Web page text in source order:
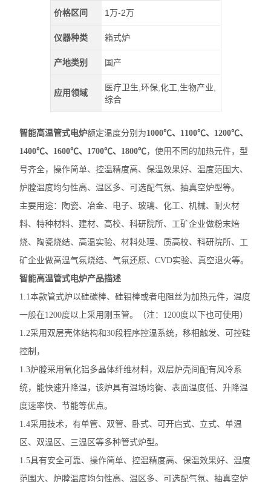
价格区间 1万-2万
仪器种类 箱式炉
产地类别 国产
应用领域
医疗卫生,环保,化工,生物产业,
综合
智能高温管式电炉额定温度分别为1000℃、1100℃、1200℃、
1400℃、1600℃、1700℃、1800℃，使用不同的加热元件，型
号齐全，操作简单、控温精度高、保温效果好、温度范围大、
炉膛温度均匀性高、温区多、可选配气氛、抽真空炉型等。
主要用途：陶瓷、冶金、电子、玻璃、化工、机械、耐火材
料、特种材料、建材、高校、科研院所、工矿企业做粉末焙
烧、陶瓷烧结、高温实验、材料处理、质高校、科研院所、工
矿企业做高温气氛烧结、气氛还原、CVD实验、真空退火等。
智能高温管式电炉产品描述
1.1本款管式炉以硅碳棒、硅钼棒或者电阻丝为加热元件，温度
一般在1200度以上采用刚玉管。（注：1200度以下也可使用）
1.2采用双层壳体结构和30段程序控温系统，移相触发、可控硅
控制，
1.3炉膛采用氧化铝多晶体纤维材料，双层炉壳间配有风冷系
统，能快速升降温，该炉具有温场均衡、表面温度低、升降温
度速率快、节能等优点。
1.4采用技术，有单管、双管、卧式、可开启式、立式、单温
区、双温区、三温区等多种管式炉型。
1.5具有安全可靠、操作简单、控温精度高、保温效果好、温度
范围大、炉膛温度均匀性高、温区多、可选配气氛、抽真空炉